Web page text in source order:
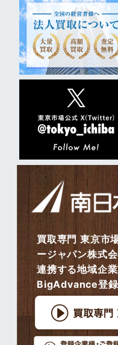
買取専門 東京市
ージャパン株式
連携する地域企
BigAdvance登録